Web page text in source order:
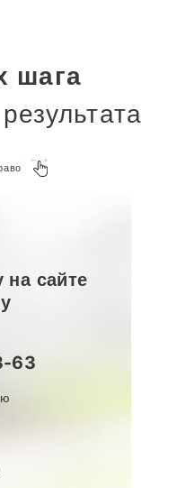
шага
на сайте
63